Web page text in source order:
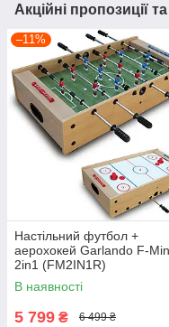
Акційні пропозиції
–11%
Настільний футбол +
аерохокей Garlando F-
2in1 (FM2IN1R)
В наявності
5 799 ₴ 6 499 ₴